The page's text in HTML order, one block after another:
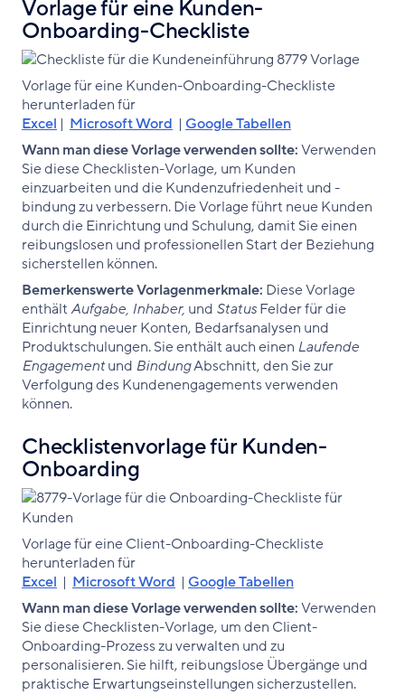
Vorlage für eine Kunden-
Onboarding-Checkliste
‌Vorlage für eine Kunden-Onboarding-Checkliste
herunterladen für
Excel | Microsoft Word | Google Tabellen
Wann man diese Vorlage verwenden sollte:Verwenden
Sie diese Checklisten-Vorlage, um Kunden
einzuarbeiten und die Kundenzufriedenheit und -
bindung zu verbessern. Die Vorlage führt neue Kunden
durch die Einrichtung und Schulung, damit Sie einen
reibungslosen und professionellen Start der Beziehung
sicherstellen können.
Bemerkenswerte Vorlagenmerkmale: Diese Vorlage
enthältAufgabe, Inhaber, und StatusFelder für die
Einrichtung neuer Konten, Bedarfsanalysen und
Produktschulungen. Sie enthält auch einen Laufende
Engagementund BindungAbschnitt, den Sie zur
Verfolgung des Kundenengagements verwenden
können.
Checklistenvorlage für Kunden-
Onboarding
‌Vorlage für eine Client-Onboarding-Checkliste
herunterladen für
Excel | Microsoft Word | Google Tabellen
Wann man diese Vorlage verwenden sollte:Verwenden
Sie diese Checklisten-Vorlage, um den Client-
Onboarding-Prozess zu verwalten und zu
personalisieren. Sie hilft, reibungslose Übergänge und
praktische Erwartungseinstellungen sicherzustellen.